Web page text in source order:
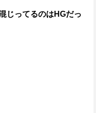
じってるのはHGだっ